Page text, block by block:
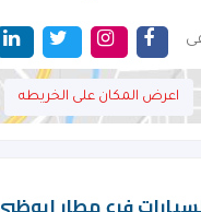
اعرض المكان على الخريطه